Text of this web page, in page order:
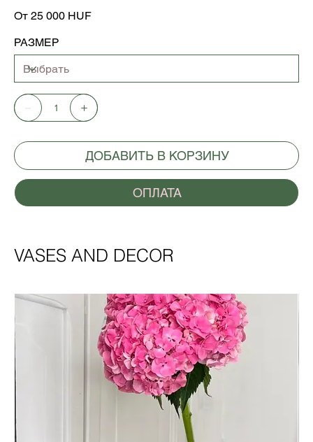
От 25 000 HUF
РАЗМЕР
ДОБАВИТЬ В КОРЗИНУ
ОПЛАТА
VASES AND DECOR